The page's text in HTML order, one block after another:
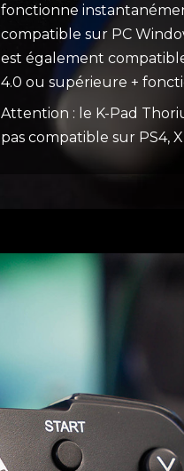
fonctionne
compatible sur PC
est également
4.0 ou supérieure +
Attention : le K-Pad
pas compatible sur PS4,